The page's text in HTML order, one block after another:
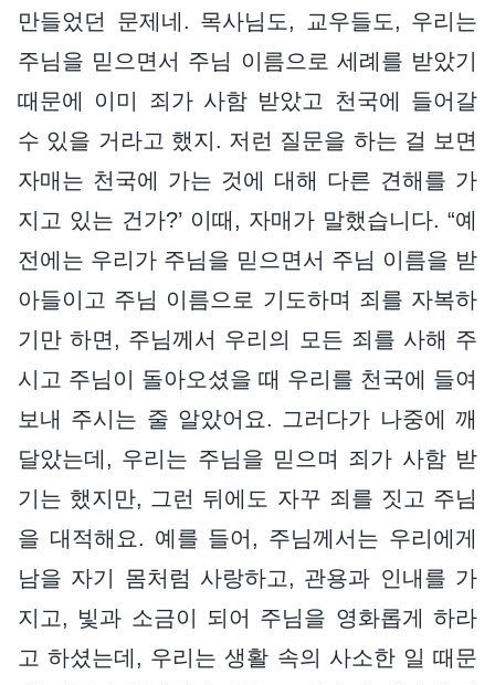
만들었던 문제네. 목사님도, 교우들도, 우리는
주님을 믿으면서 주님 이름으로 세례를 받았기
때문에 이미 죄가 사함 받았고 천국에 들어갈
수 있을 거라고 했지. 저런 질문을 하는 걸 보면
자매는 천국에 가는 것에 대해 다른 견해를 가
지고 있는 건가?’ 이때, 자매가 말했습니다. “예
전에는 우리가 주님을 믿으면서 주님 이름을 받
아들이고 주님 이름으로 기도하며 죄를 자복하
기만 하면, 주님께서 우리의 모든 죄를 사해 주
시고 주님이 돌아오셨을 때 우리를 천국에 들여
보내 주시는 줄 알았어요. 그러다가 나중에 깨
달았는데, 우리는 주님을 믿으며 죄가 사함 받
기는 했지만, 그런 뒤에도 자꾸 죄를 짓고 주님
을 대적해요. 예를 들어, 주님께서는 우리에게
남을 자기 몸처럼 사랑하고, 관용과 인내를 가
지고, 빛과 소금이 되어 주님을 영화롭게 하라
고 하셨는데, 우리는 생활 속의 사소한 일 때문